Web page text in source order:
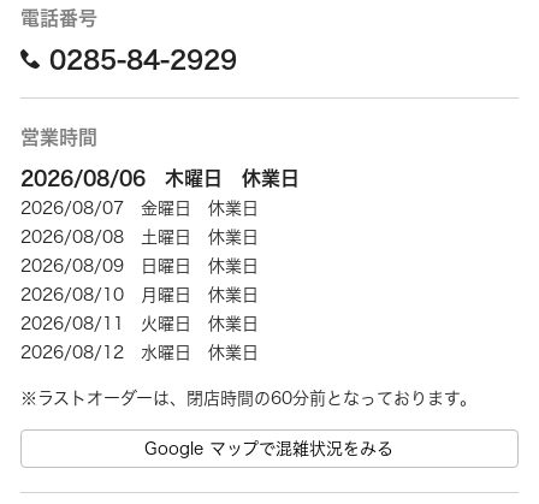
電話番号
0285-84-2929
営業時間
2026/08/06 木曜日 休業日
2026/08/07 金曜日 休業日
2026/08/08 土曜日 休業日
2026/08/09 日曜日 休業日
2026/08/10 月曜日 休業日
2026/08/11 火曜日 休業日
2026/08/12 水曜日 休業日
※ラストオーダーは、閉店時間の60分前となっております。
Google マップで混雑状況をみる